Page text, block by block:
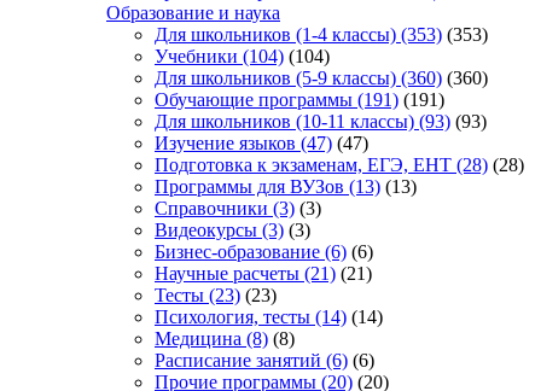
Образование и наука
Для школьников (1-4 классы) (353) (353)
Учебники (104) (104)
Для школьников (5-9 классы) (360) (360)
Обучающие программы (191) (191)
Для школьников (10-11 классы) (93) (93)
Изучение языков (47) (47)
Подготовка к экзаменам, ЕГЭ, ЕНТ (28) (28)
Программы для ВУЗов (13) (13)
Справочники (3) (3)
Видеокурсы (3) (3)
Бизнес-образование (6) (6)
Научные расчеты (21) (21)
Тесты (23) (23)
Психология, тесты (14) (14)
Медицина (8) (8)
Расписание занятий (6) (6)
Прочие программы (20) (20)